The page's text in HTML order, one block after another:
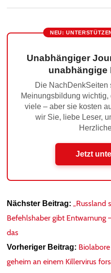
NEU:
Unabhängiger
unabhängige
Die NachDenkSeiten
Meinungsbildung
viele – aber sie kosten
wir Sie, liebe Leser,
Jetzt
Nächster Beitrag: „Russland
Befehlshaber gibt Entwarnung
das
Vorheriger Beitrag:
geheim an einem Killervirus